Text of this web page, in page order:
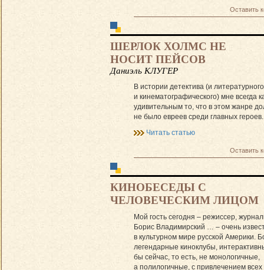
Оставить
ШЕРЛОК ХОЛМС НЕ
НОСИТ ПЕЙСОВ
Даниэль КЛУГЕР
В истории детектива (и
и кинематографического) мне всегда
удивительным то, что в этом жанре
не было евреев среди главных героев.
Читать статью
Оставить
КИНОБЕСЕДЫ С
ЧЕЛОВЕЧЕСКИМ ЛИЦОМ
Мой гость сегодня – режиссер,
Борис Владимирский … – очень
в культурном мире русской Америки.
легендарные киноклубы,
бы сейчас, то есть, не монологичные,
а полилогичные, с привлечением